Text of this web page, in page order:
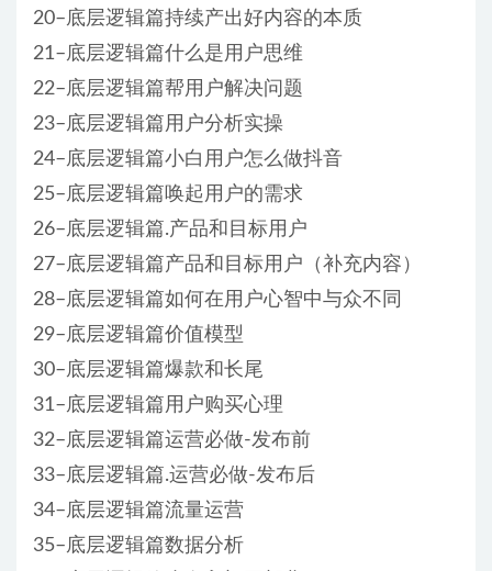
20–底层逻辑篇持续产出好内容的本质
21–底层逻辑篇什么是用户思维
22–底层逻辑篇帮用户解决问题
23–底层逻辑篇用户分析实操
24–底层逻辑篇小白用户怎么做抖音
25–底层逻辑篇唤起用户的需求
26–底层逻辑篇.产品和目标用户
27–底层逻辑篇产品和目标用户（补充内容）
28–底层逻辑篇如何在用户心智中与众不同
29–底层逻辑篇价值模型
30–底层逻辑篇爆款和长尾
31–底层逻辑篇用户购买心理
32–底层逻辑篇运营必做-发布前
33–底层逻辑篇.运营必做-发布后
34–底层逻辑篇流量运营
35–底层逻辑篇数据分析